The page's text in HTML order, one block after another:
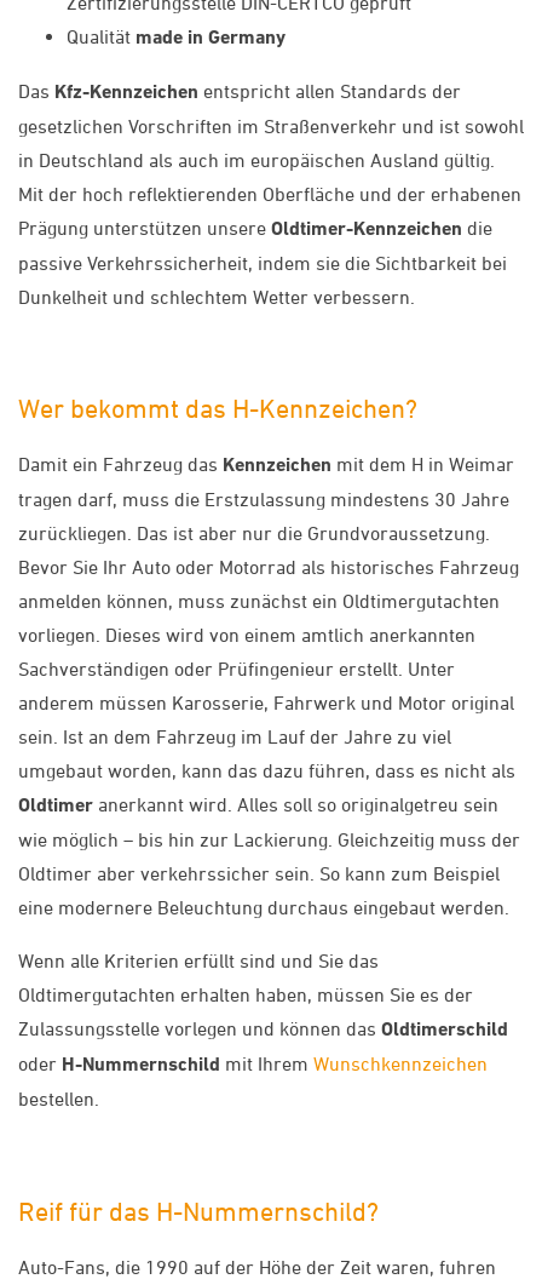
Qualität made in Germany
Das Kfz-Kennzeichen entspricht allen Standards der
gesetzlichen Vorschriften im Straßenverkehr und ist sowohl
in Deutschland als auch im europäischen Ausland gültig.
Mit der hoch reflektierenden Oberfläche und der erhabenen
Prägung unterstützen unsere Oldtimer-Kennzeichen die
passive Verkehrssicherheit, indem sie die Sichtbarkeit bei
Dunkelheit und schlechtem Wetter verbessern.
Wer bekommt das H-Kennzeichen?
Damit ein Fahrzeug das Kennzeichen mit dem H in Weimar
tragen darf, muss die Erstzulassung mindestens 30 Jahre
zurückliegen. Das ist aber nur die Grundvoraussetzung.
Bevor Sie Ihr Auto oder Motorrad als historisches Fahrzeug
anmelden können, muss zunächst ein Oldtimergutachten
vorliegen. Dieses wird von einem amtlich anerkannten
Sachverständigen oder Prüfingenieur erstellt. Unter
anderem müssen Karosserie, Fahrwerk und Motor original
sein. Ist an dem Fahrzeug im Lauf der Jahre zu viel
umgebaut worden, kann das dazu führen, dass es nicht als
Oldtimer anerkannt wird. Alles soll so originalgetreu sein
wie möglich – bis hin zur Lackierung. Gleichzeitig muss der
Oldtimer aber verkehrssicher sein. So kann zum Beispiel
eine modernere Beleuchtung durchaus eingebaut werden.
Wenn alle Kriterien erfüllt sind und Sie das
Oldtimergutachten erhalten haben, müssen Sie es der
Zulassungsstelle vorlegen und können das Oldtimerschild
oder H-Nummernschild mit Ihrem Wunschkennzeichen
bestellen.
Reif für das H-Nummernschild?
Auto-Fans, die 1990 auf der Höhe der Zeit waren, fuhren